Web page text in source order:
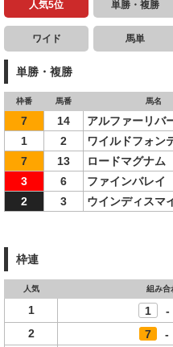
人気5位 単勝・複勝
ワイド 馬単
単勝・複勝
枠番 馬番 馬名
7 14 アルファーリバ
1
2 ワイルドフォン
7
13 ロードマグナム
3
6 ファインバレイ
2
3 ウインディスマ
枠連
人気 組み合
1 1 -
2
7 -